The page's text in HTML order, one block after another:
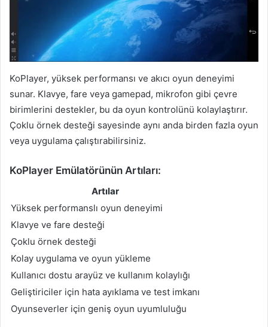
KoPlayer, yüksek performansı ve akıcı oyun deneyimi
sunar. Klavye, fare veya gamepad, mikrofon gibi çevre
birimlerini destekler, bu da oyun kontrolünü kolaylaştırır.
Çoklu örnek desteği sayesinde aynı anda birden fazla oyun
veya uygulama çalıştırabilirsiniz.
KoPlayer Emülatörünün Artıları:
Artılar
Yüksek performanslı oyun deneyimi
Klavye ve fare desteği
Çoklu örnek desteği
Kolay uygulama ve oyun yükleme
Kullanıcı dostu arayüz ve kullanım kolaylığı
Geliştiriciler için hata ayıklama ve test imkanı
Oyunseverler için geniş oyun uyumluluğu